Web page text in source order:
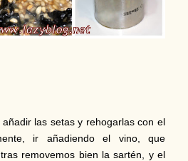
las setas y rehogarlas con el
ir añadiendo el vino, que
removemos bien la sartén, y el